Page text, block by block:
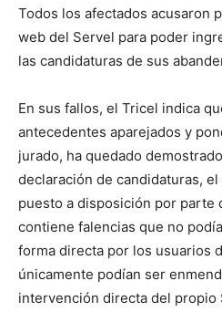
Todos los afectados acusaron
web del Servel para poder
las candidaturas de sus
En sus fallos, el Tricel indica
antecedentes aparejados y
jurado, ha quedado
declaración de candidaturas,
puesto a disposición por parte
contiene falencias que no
forma directa por los usuarios
únicamente podían ser
intervención directa del propio